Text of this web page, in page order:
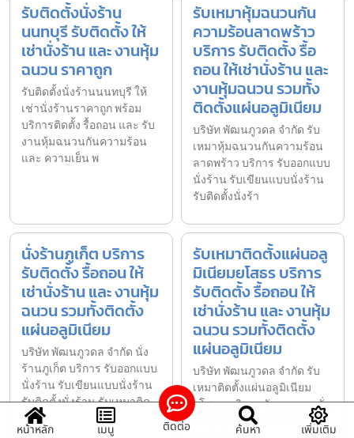
รับติดตั้งนั่งร้าน
นนทบุรี รับติดตั้ง ให้
เช่านั่งร้าน และ งานหุ้ม
ฉนวน ราคาถูก
รับติดตั้งนั่งร้านนนทบุรี ให้
เช่านั่งร้านราคาถูก พร้อม
บริการติดตั้ง รื้อถอน และ รับ
งานหุ้มฉนวนกันความร้อน
และ ความเย็น พ
รับเหมาหุ้มฉนวนกัน
ความร้อนลาดพร้าว
บริการ รับติดตั้ง รื้อ
ถอน ให้เช่านั่งร้าน และ
งานหุ้มฉนวน รวมทั้ง
ติดตั้งแผ่นอลูมิเนียม
บริษัท พัฒนภูวดล จำกัด รับ
เหมาหุ้มฉนวนกันความร้อน
ลาดพร้าว บริการ รับออกแบบ
นั่งร้าน รับเขียนแบบนั่งร้าน
รับติดตั้งนั่งร้า
นั่งร้านภูเก็ต บริการ
รับติดตั้ง รื้อถอน ให้
เช่านั่งร้าน และ งานหุ้ม
ฉนวน รวมทั้งติดตั้ง
แผ่นอลูมิเนียม
บริษัท พัฒนภูวดล จำกัด นั่ง
ร้านภูเก็ต บริการ รับออกแบบ
นั่งร้าน รับเขียนแบบนั่งร้าน
รับติดตั้งนั่งร้าน รับเหมาติด
ตั้งนั่ง
รับเหมาติดตั้งแผ่นอลู
มิเนียมยโสธร บริการ
รับติดตั้ง รื้อถอน ให้
เช่านั่งร้าน และ งานหุ้ม
ฉนวน รวมทั้งติดตั้ง
แผ่นอลูมิเนียม
บริษัท พัฒนภูวดล จำกัด รับ
เหมาติดตั้งแผ่นอลูมิเนียม
ยโสธร บริการ รับออกแบบนั่ง
ร้าน รับเขียนแบบนั่งร้าน รับ
หน้าหลัก เมนู ติดต่อ ค้นหา เพิ่มเติม